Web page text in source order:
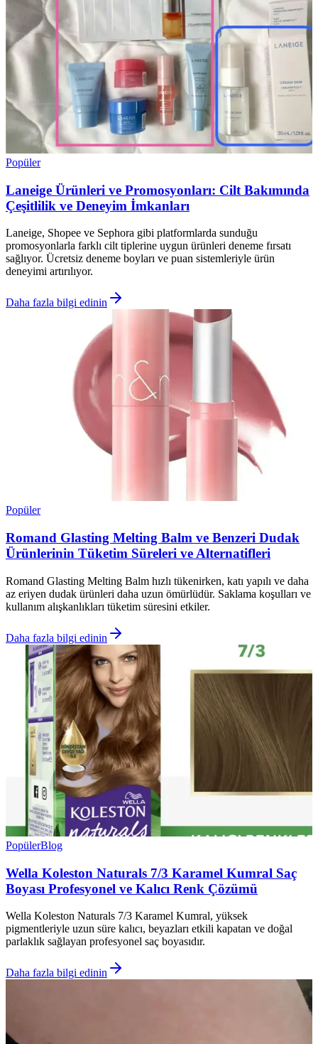
Popüler
Laneige Ürünleri ve Promosyonları: Cilt Bakımında
Çeşitlilik ve Deneyim İmkanları
Laneige, Shopee ve Sephora gibi platformlarda sunduğu
promosyonlarla farklı cilt tiplerine uygun ürünleri deneme fırsatı
sağlıyor. Ücretsiz deneme boyları ve puan sistemleriyle ürün
deneyimi artırılıyor.
Daha fazla bilgi edinin
Popüler
Romand Glasting Melting Balm ve Benzeri Dudak
Ürünlerinin Tüketim Süreleri ve Alternatifleri
Romand Glasting Melting Balm hızlı tükenirken, katı yapılı ve daha
az eriyen dudak ürünleri daha uzun ömürlüdür. Saklama koşulları ve
kullanım alışkanlıkları tüketim süresini etkiler.
Daha fazla bilgi edinin
PopülerBlog
Wella Koleston Naturals 7/3 Karamel Kumral Saç
Boyası Profesyonel ve Kalıcı Renk Çözümü
Wella Koleston Naturals 7/3 Karamel Kumral, yüksek
pigmentleriyle uzun süre kalıcı, beyazları etkili kapatan ve doğal
parlaklık sağlayan profesyonel saç boyasıdır.
Daha fazla bilgi edinin